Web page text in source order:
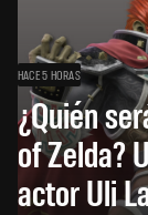
HACE 5 HORAS
¿Quién
of Zelda?
actor Uli